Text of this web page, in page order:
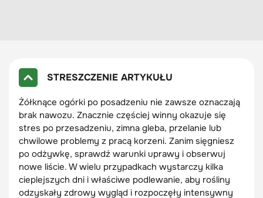
STRESZCZENIE ARTYKUŁU
Żółknące ogórki po posadzeniu nie zawsze oznaczają
brak nawozu. Znacznie częściej winny okazuje się
stres po przesadzeniu, zimna gleba, przelanie lub
chwilowe problemy z pracą korzeni. Zanim sięgniesz
po odżywkę, sprawdź warunki uprawy i obserwuj
nowe liście. W wielu przypadkach wystarczy kilka
cieplejszych dni i właściwe podlewanie, aby rośliny
odzyskały zdrowy wygląd i rozpoczęły intensywny